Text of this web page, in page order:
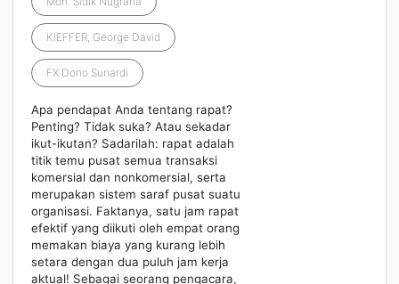
KIEFFER, George David
FX.Dono Sunardi
Apa pendapat Anda tentang rapat?
Penting? Tidak suka? Atau sekadar
ikut-ikutan? Sadarilah: rapat adalah
titik temu pusat semua transaksi
komersial dan nonkomersial, serta
merupakan sistem saraf pusat suatu
organisasi. Faktanya, satu jam rapat
efektif yang diikuti oleh empat orang
memakan biaya yang kurang lebih
setara dengan dua puluh jam kerja
aktual! Sebagai seorang pengacara,